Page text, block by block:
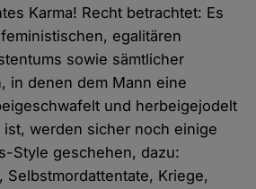
Karma! Recht betrachtet: Es
egalitären
sowie sämtlicher
in denen dem Mann eine
und herbeigejodelt
werden sicher noch einige
Style geschehen, dazu:
Selbstmordattentate, Kriege,